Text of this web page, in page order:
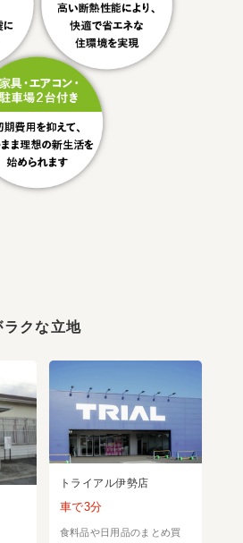
ラクな立地
トライアル伊勢店
車で3分
食料品や日用品のまとめ買